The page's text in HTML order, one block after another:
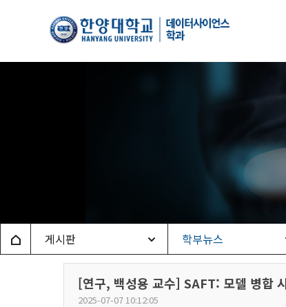
Home 게시판 학부뉴스
[연구, 백성용 교수] SAFT: 모델 병합
2025-07-07 10:12:05